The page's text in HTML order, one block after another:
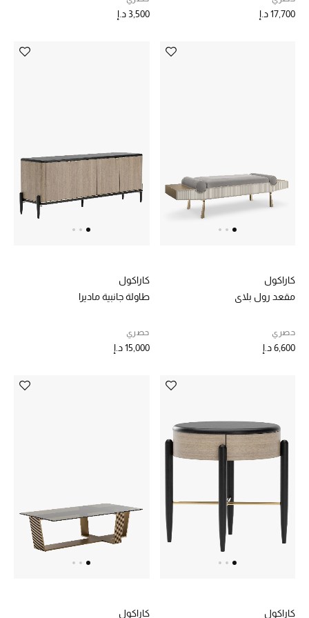
إكسسوارات للرجال
مجوهرات فاخرة للأطفال
الهدايا
تسوقوا جميع الهدايا
بطاقة الهدايا الإلكترونية
هدايا حسب المناسبة
17,700 د.إ 3,500 د.إ
كاراكول
مقعد رول بلاي
حصري
6,600 د.إ
كاراكول
طاولة جانبية ماديرا
حصري
15,000 د.إ
كاراكول
كاراكول